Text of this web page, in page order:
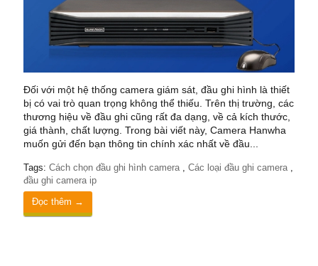
Đối với một hệ thống camera giám sát, đầu ghi hình là thiết
bị có vai trò quan trọng không thể thiếu. Trên thị trường, các
thương hiệu về đầu ghi cũng rất đa dạng, về cả kích thước,
giá thành, chất lượng. Trong bài viết này, Camera Hanwha
muốn gửi đến bạn thông tin chính xác nhất về đầu...
Tags: Cách chọn đầu ghi hình camera Các loại đầu ghi camera
đầu ghi camera ip
Đọc thêm →